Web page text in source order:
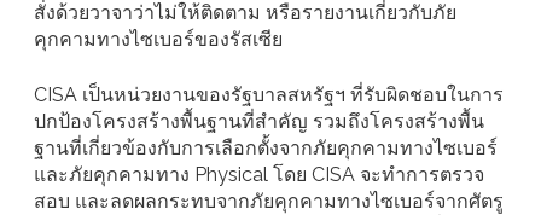
สั่งด้วยวาจาว่าไม่ให้ติดตาม หรือรายงานเกี่ยวกับภัย
คุกคามทางไซเบอร์ของรัสเซีย
CISA เป็นหน่วยงานของรัฐบาลสหรัฐฯ ที่รับผิดชอบในการ
ปกป้องโครงสร้างพื้นฐานที่สำคัญ รวมถึงโครงสร้างพื้น
ฐานที่เกี่ยวข้องกับการเลือกตั้งจากภัยคุกคามทางไซเบอร์
และภัยคุกคามทาง Physical โดย CISA จะทำการตรวจ
สอบ และลดผลกระทบจากภัยคุกคามทางไซเบอร์จากศัตรู